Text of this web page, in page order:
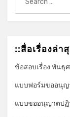
for:
::สื่อเรื่องล่า
ข้อสอบเรื่อง พันธุ
แบบฟอร์มขออนุญ
แบบขออนุญาตปฏิ